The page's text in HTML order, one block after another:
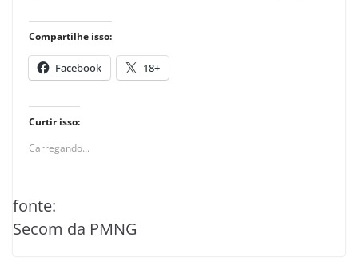
Compartilhe isso:
Facebook 18+
Curtir isso:
Carregando...
fonte:
Secom da PMNG